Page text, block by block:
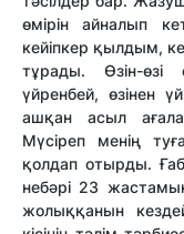
өмірін айналып
кейіпкер қылдым,
тұрады. Өзін-өзі
үйренбей, өзінен
ашқан асыл
Мүсіреп менің
қолдап отырды.
небәрі 23
жолыққанын